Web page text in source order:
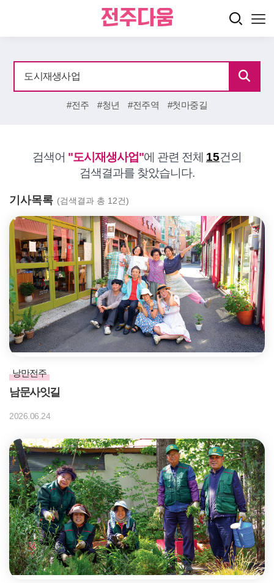
#전주 #청년 #전주역 #첫마중길
검색어 "도시재생사업"에 관련 전체 15건의
검색결과를 찾았습니다.
기사목록 (검색결과 총 12건)
낭만전주
남문사잇길
2026.06.24